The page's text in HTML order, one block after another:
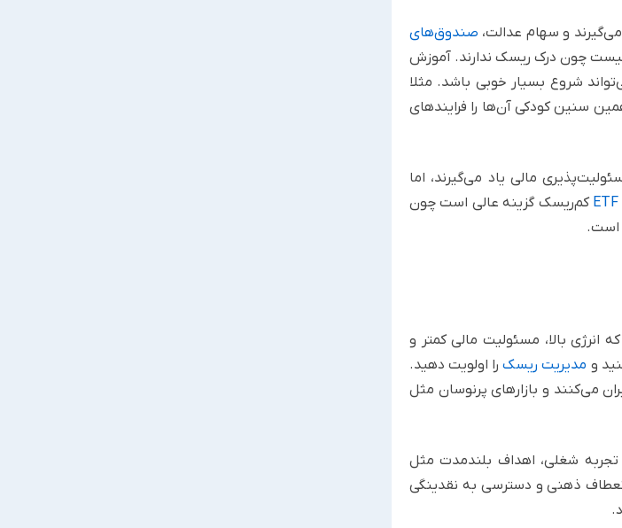
و سهام عدالت، صندوق‌های
نیست چون درک ریسک ندارند. آموزش
هم می‌تواند شروع بسیار خوبی باشد. مثلا
سنین کودکی آن‌ها را فرایندهای
مالی یاد می‌گیرند، اما
کم‌ریسک گزینه عالی است چون
است.
چرا که انرژی بالا، مسئولیت مالی کمتر و
مدیریت ریسکرا اولویت دهید.
می‌کنند و بازارهای پرنوسان مثل
کریپتو در این گروه سنی هستند. در 25-30 سالگی با تجربه شغلی، اهداف بلندمدت مثل
انعطاف ذهنی و دسترسی به نقدینگی